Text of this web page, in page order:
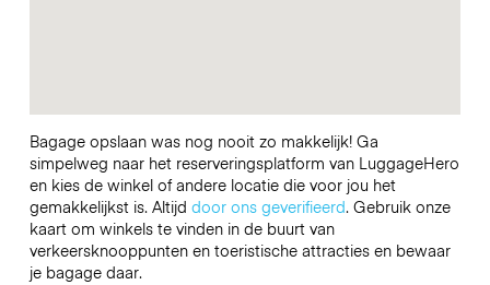
Bagage opslaan was nog nooit zo makkelijk! Ga
simpelweg naar het reserveringsplatform van LuggageHero
en kies de winkel of andere locatie die voor jou het
gemakkelijkst is. Altijd door ons geverifieerd. Gebruik onze
kaart om winkels te vinden in de buurt van
verkeersknooppunten en toeristische attracties en bewaar
je bagage daar.